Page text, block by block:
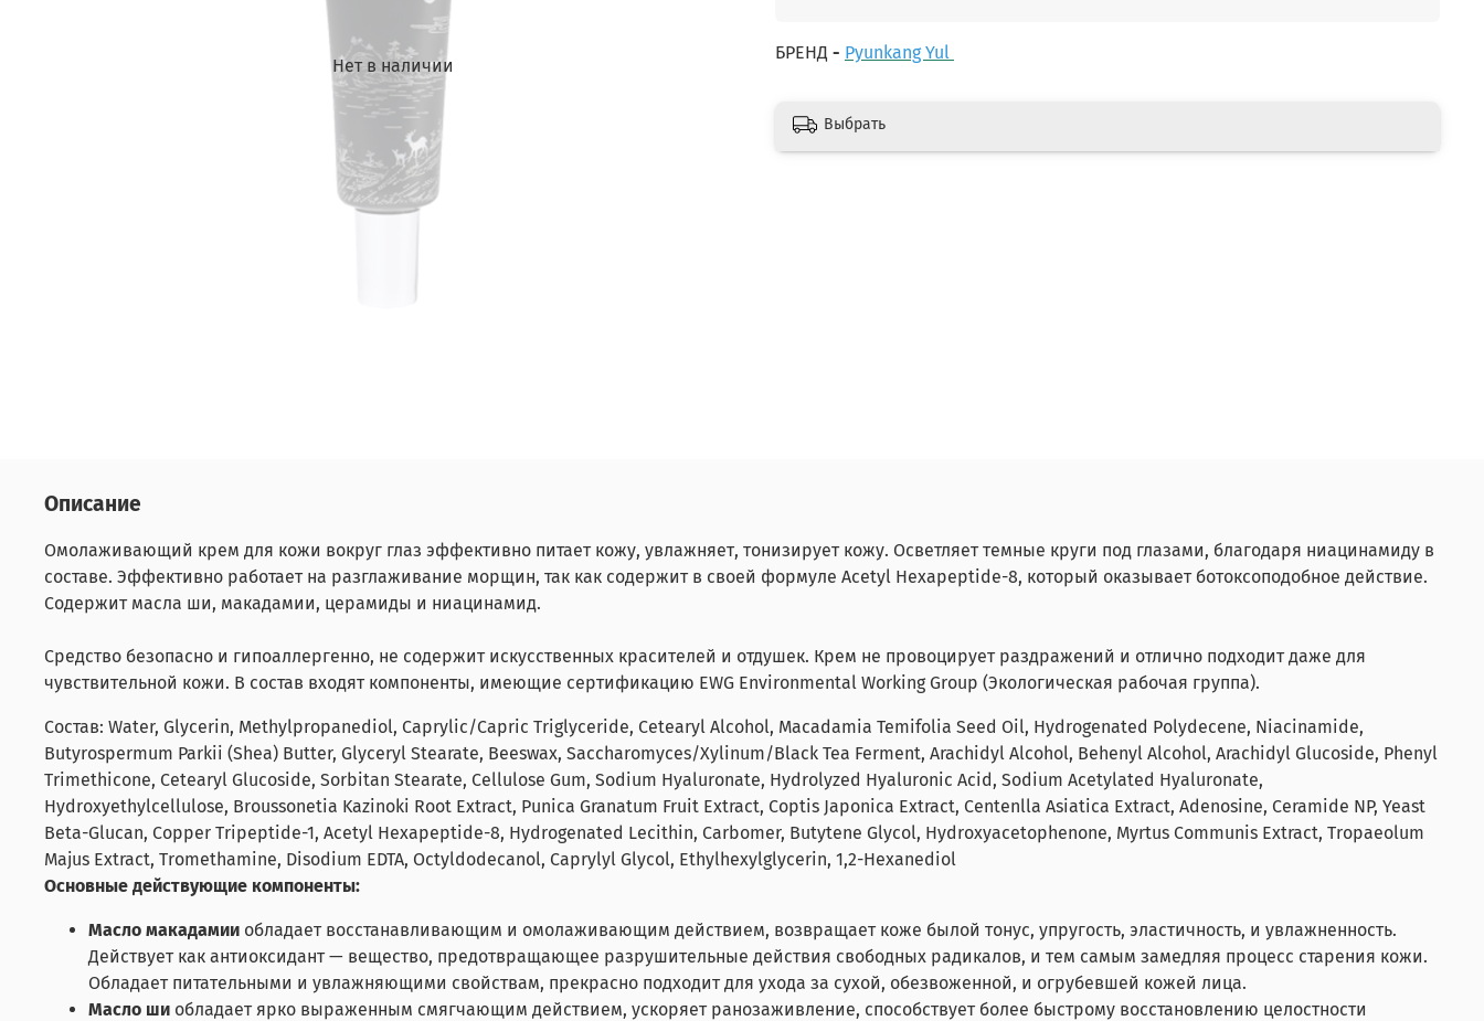
Нет в наличии
БРЕНД - Pyunkang Yul
Выбрать
Описание
Омолаживающий крем для кожи вокруг глаз эффективно питает кожу, увлажняет, тонизирует кожу. Осветляет темные круги под глазами, благодаря ниацинамиду в
составе. Эффективно работает на разглаживание морщин, так как содержит в своей формуле Acetyl Hexapeptide-8, который оказывает ботоксоподобное действие.
Содержит масла ши, макадамии, церамиды и ниацинамид.
Средство безопасно и гипоаллергенно, не содержит искусственных красителей и отдушек. Крем не провоцирует раздражений и отлично подходит даже для
чувствительной кожи. В состав входят компоненты, имеющие сертификацию EWG Environmental Working Group (Экологическая рабочая группа).
Состав: Water, Glycerin, Methylpropanediol, Caprylic/Capric Triglyceride, Cetearyl Alcohol, Macadamia Temifolia Seed Oil, Hydrogenated Polydecene, Niacinamide,
Butyrospermum Parkii (Shea) Butter, Glyceryl Stearate, Beeswax, Saccharomyces/Xylinum/Black Tea Ferment, Arachidyl Alcohol, Behenyl Alcohol, Arachidyl Glucoside, Phenyl
Trimethicone, Cetearyl Glucoside, Sorbitan Stearate, Cellulose Gum, Sodium Hyaluronate, Hydrolyzed Hyaluronic Acid, Sodium Acetylated Hyaluronate,
Hydroxyethylcellulose, Broussonetia Kazinoki Root Extract, Punica Granatum Fruit Extract, Coptis Japonica Extract, Centenlla Asiatica Extract, Adenosine, Ceramide NP, Yeast
Beta-Glucan, Copper Tripeptide-1, Acetyl Hexapeptide-8, Hydrogenated Lecithin, Carbomer, Butytene Glycol, Hydroxyacetophenone, Myrtus Communis Extract, Tropaeolum
Majus Extract, Tromethamine, Disodium EDTA, Octyldodecanol, Caprylyl Glycol, Ethylhexylglycerin, 1,2-Hexanediol
Основные действующие компоненты:
Масло макадамии обладает восстанавливающим и омолаживающим действием, возвращает коже былой тонус, упругость, эластичность, и увлажненность.
Действует как антиоксидант — вещество, предотвращающее разрушительные действия свободных радикалов, и тем самым замедляя процесс старения кожи.
Обладает питательными и увлажняющими свойствам, прекрасно подходит для ухода за сухой, обезвоженной, и огрубевшей кожей лица.
Масло ши обладает ярко выраженным смягчающим действием, ускоряет ранозаживление, способствует более быстрому восстановлению целостности